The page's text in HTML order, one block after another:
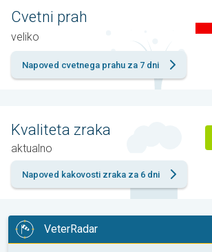
Cvetni prah
veliko
Napoved cvetnega prahu za 7 dni
Kvaliteta zraka
aktualno
Napoved kakovosti zraka za 6 dni
VeterRadar